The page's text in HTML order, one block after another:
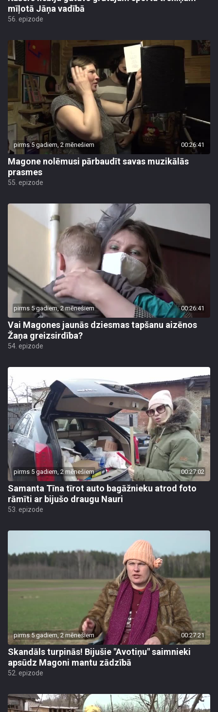
mīļotā Jāņa vadībā
56. epizode
pirms 5 gadiem, 2 mēnešiem 00:26:41
Magone nolēmusi pārbaudīt savas muzikālās
prasmes
55. epizode
pirms 5 gadiem, 2 mēnešiem 00:26:41
Vai Magones jaunās dziesmas tapšanu aizēnos
Žaņa greizsirdība?
54. epizode
pirms 5 gadiem, 2 mēnešiem 00:27:02
Samanta Tīna tīrot auto bagāžnieku atrod foto
rāmīti ar bijušo draugu Nauri
53. epizode
pirms 5 gadiem, 2 mēnešiem 00:27:21
Skandāls turpinās! Bijušie "Avotiņu" saimnieki
apsūdz Magoni mantu zādzībā
52. epizode